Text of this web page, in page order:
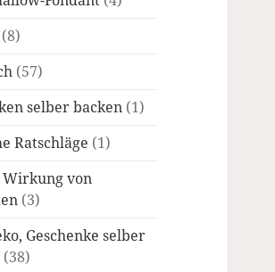
(8)
(57)
selber backen (1)
Ratschläge (1)
Wirkung von
(3)
Geschenke selber
(38)